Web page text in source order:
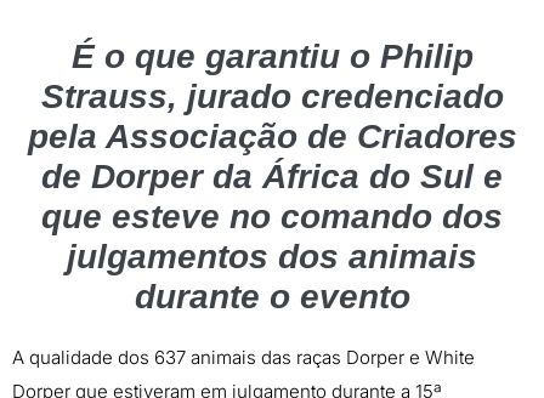
É o que garantiu o Philip
Strauss, jurado credenciado
pela Associação de Criadores
de Dorper da África do Sul e
que esteve no comando dos
julgamentos dos animais
durante o evento
A qualidade dos 637 animais das raças Dorper e White
Dorper que estiveram em julgamento durante a 15ª